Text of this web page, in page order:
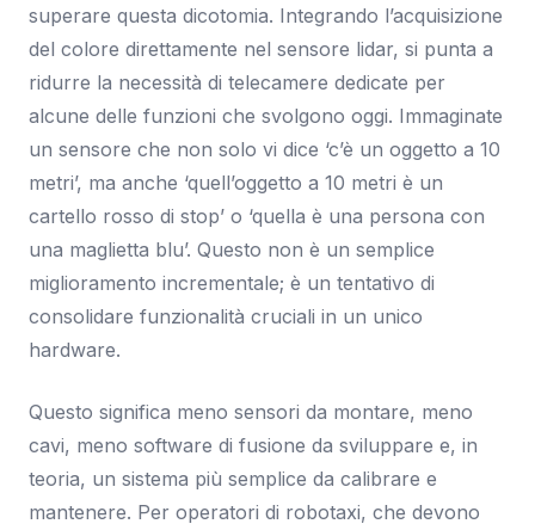
superare questa dicotomia. Integrando l’acquisizione
del colore direttamente nel sensore lidar, si punta a
ridurre la necessità di telecamere dedicate per
alcune delle funzioni che svolgono oggi. Immaginate
un sensore che non solo vi dice ‘c’è un oggetto a 10
metri’, ma anche ‘quell’oggetto a 10 metri è un
cartello rosso di stop’ o ‘quella è una persona con
una maglietta blu’. Questo non è un semplice
miglioramento incrementale; è un tentativo di
consolidare funzionalità cruciali in un unico
hardware.
Questo significa meno sensori da montare, meno
cavi, meno software di fusione da sviluppare e, in
teoria, un sistema più semplice da calibrare e
mantenere. Per operatori di robotaxi, che devono